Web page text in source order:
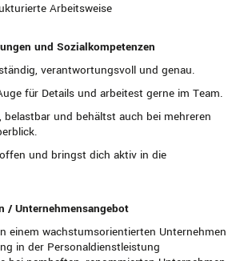
Arbeitsweise
und Sozialkompetenzen
verantwortungsvoll und genau.
für Details und arbeitest gerne im Team.
belastbar und behältst auch bei mehreren
und bringst dich aktiv in die
/ Unternehmensangebot
einem wachstumsorientierten Unternehmen
in der Personaldienstleistung